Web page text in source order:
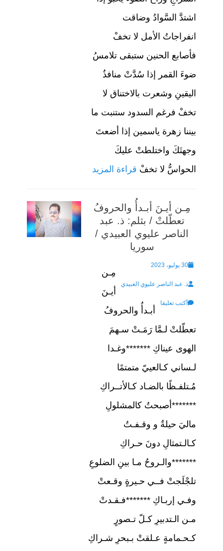
اشتدَّ السَّوادُ وضاقت
انفراجاتُ الأمل لا تخفْ
فأصابع الحنين ستبقى تلامسُ
ضوءَ القمر إذا سُدَّتْ منافذُ
اليقينِ وشعرت بالاختناق لا
تخفْ فرغم السدود ستنبت ما
بيننا زهرة ياسمين إذا أضعتَ
وجهتَكَ واختلطتْ عليكَ
الحواسُّ لا تخفْ قراءة المزيد
مِـن أيـنَ أبـدأُ والحروفُ
تعطّلتْ / بثلم: ذ. عبد
الناصر عليوي العبيدي /
سوريا
Posted
on
30 يوليو، 2023
Author
ذ. عبد الناصر عليوي العبيدي
أكتب تعليقا
مِـن
أيـنَ
أبـدأُ والحروفُ
تعطّلتْ لـمَّا رَمَـتْ سـهمَ
الهوى عيناكِ *******وغـدا
لـساني كـالعييّ متمتمًا
مُـتلفـظًا بالضـاد كـالأتــراكِ
*******أصبحتُ كالمشلولِ
ماليَ حيلةٌ و وقـفـتُ
كـالـتمثالِ دونَ حـراكِ
*******والـروحُ مـا بينِ الضلوعِ
تلجْلَجتْ فــي حـيرةٍ وقـعتْ
وفـي إربـاكِ *******فـقـدتْ
مـن الـتدبيرِ كـلّ تـصورٍ
كـحـمامةٍ عـلقتْ بـبحرِ شـراكِ